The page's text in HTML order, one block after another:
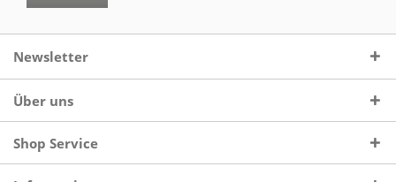
Newsletter
Über uns
Shop Service